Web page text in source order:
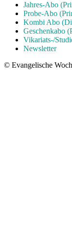
Jahres-Abo
Probe-Abo
Kombi Abo
Geschenkabo
Vikariats-/
Newsletter
© Evangelische